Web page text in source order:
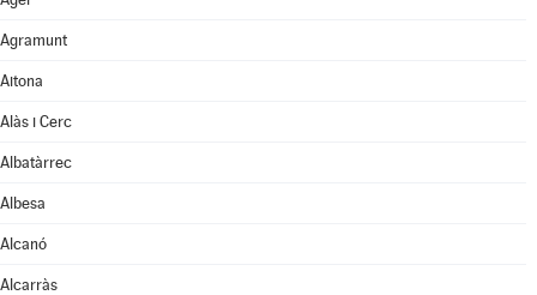
Agramunt
Aitona
Alàs i Cerc
Albatàrrec
Albesa
Alcanó
Alcarràs